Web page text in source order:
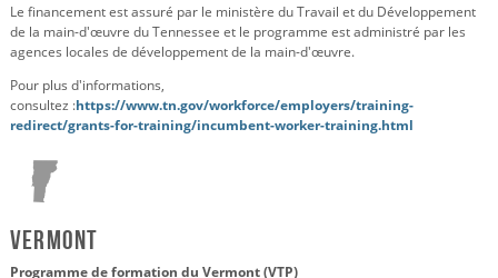
Le financement est assuré par le ministère du Travail et du Développement
de la main-d'œuvre du Tennessee et le programme est administré par les
agences locales de développement de la main-d'œuvre.
Pour plus d'informations,
consultez :https://www.tn.gov/workforce/employers/training-
redirect/grants-for-training/incumbent-worker-training.html
Vermont
Programme de formation du Vermont (VTP)